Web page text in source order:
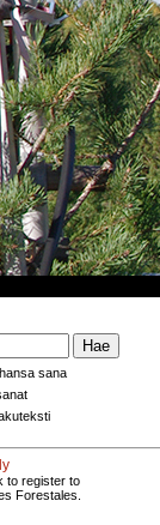
sana
to register to
Forestales.